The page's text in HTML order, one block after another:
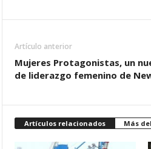
Artículo anterior
Mujeres Protagonistas, un
de liderazgo femenino de
Artículos relacionados Más